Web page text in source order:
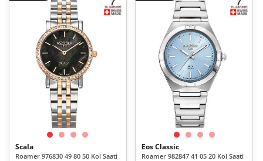
Scala
Roamer 976830 49 80 50 Kol Saati
Eos Classic
Roamer 982847 41 05 20 Kol Saati